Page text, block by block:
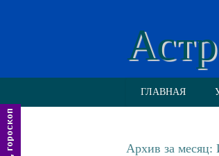
ГЛАВНАЯ
Архив за месяц: